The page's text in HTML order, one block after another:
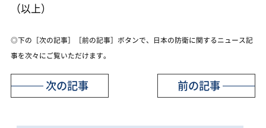
（以上）
◎下の［次の記事］［前の記事］ボタンで、日本の防衛に関するニュース記
事を次々にご覧いただけます。
前の記事
次の記事